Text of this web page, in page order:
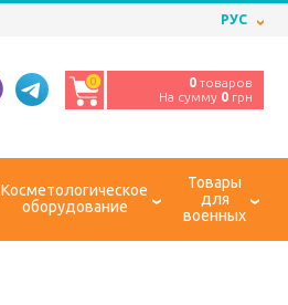
РУС
0 0 товаров
На сумму 0 грн
Косметологическое
оборудование
Товары
для
военных